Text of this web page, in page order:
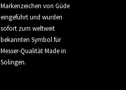
Markenzeichen von Güde
eingeführt und wurden
sofort zum weltweit
bekannten Symbol für
Messer-Qualität Made in
Solingen.